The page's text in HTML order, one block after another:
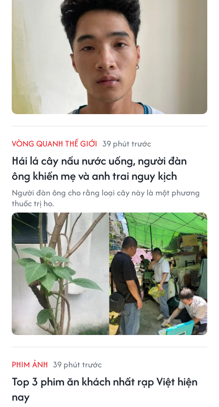
VÒNG QUANH THẾ GIỚI 39 phút trước
Hái lá cây nấu nước uống, người đàn
ông khiến mẹ và anh trai nguy kịch
Người đàn ông cho rằng loại cây này là một phương
thuốc trị ho.
PHIM ẢNH 39 phút trước
Top 3 phim ăn khách nhất rạp Việt hiện
nay